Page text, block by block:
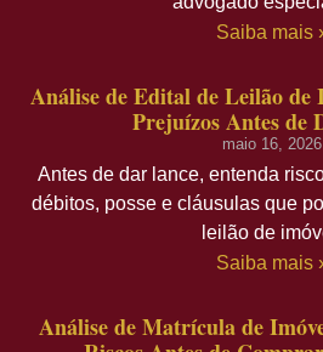
Saiba mais
Análise de Edital de Leilão
Prejuízos Antes de
maio 16, 2026
Antes de dar lance, entenda
débitos, posse e cláusulas que
leilão de
Saiba mais
Análise de Matrícula de